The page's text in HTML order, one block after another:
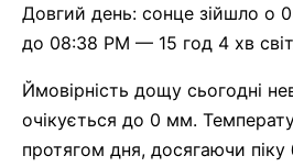
Довгий день: сонце зійшло о
до 08:38 PM — 15 год 4 хв
Ймовірність дощу сьогодні
очікується до 0 мм.
протягом дня, досягаючи піку